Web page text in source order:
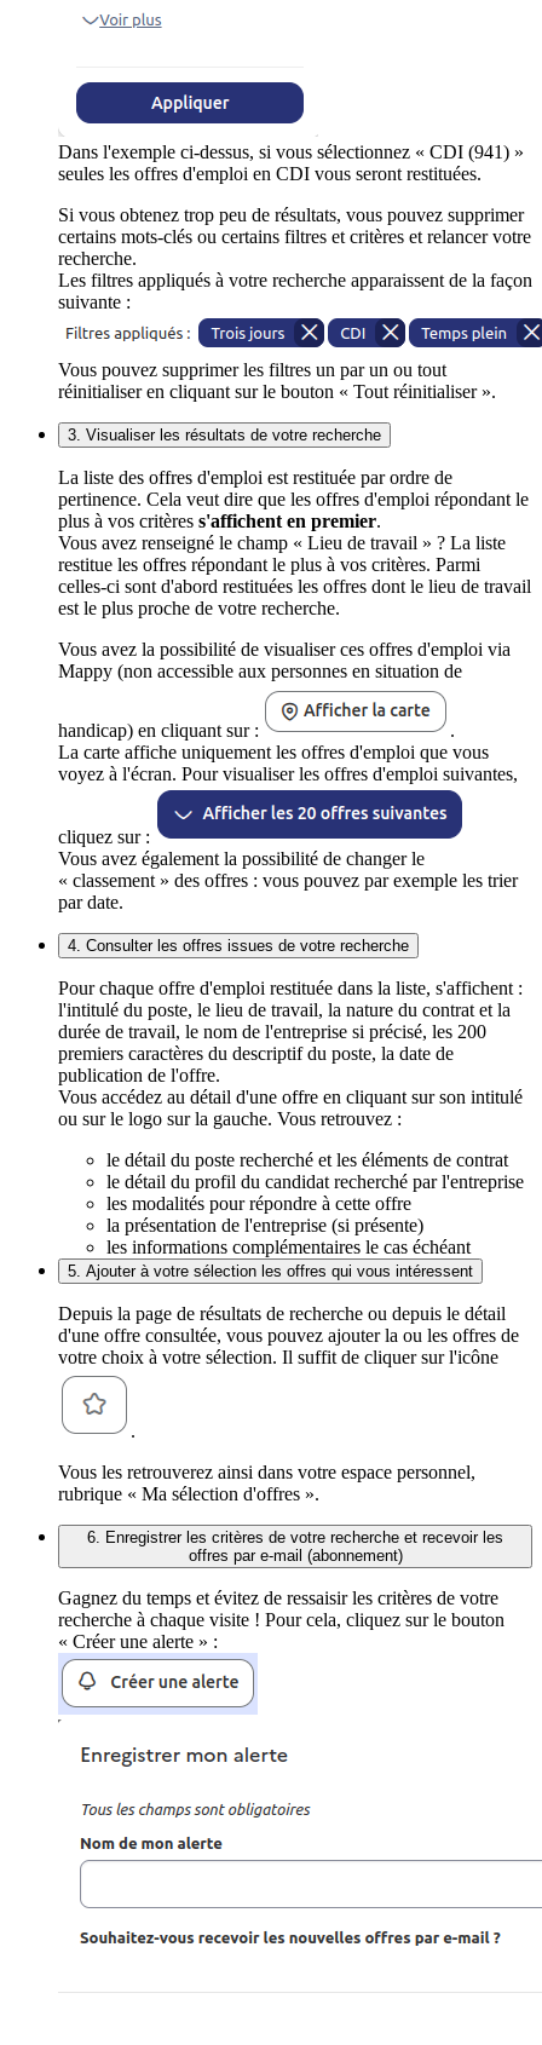
Dans l'exemple ci-dessus, si vous sélectionnez « CDI (941) »
seules les offres d'emploi en CDI vous seront restituées.
Si vous obtenez trop peu de résultats, vous pouvez supprimer
certains mots-clés ou certains filtres et critères et relancer votre
recherche.
Les filtres appliqués à votre recherche apparaissent de la façon
suivante :
Vous pouvez supprimer les filtres un par un ou tout
réinitialiser en cliquant sur le bouton « Tout réinitialiser ».
3. Visualiser les résultats de votre recherche
La liste des offres d'emploi est restituée par ordre de
pertinence. Cela veut dire que les offres d'emploi répondant le
plus à vos critères s'affichent en premier.
Vous avez renseigné le champ « Lieu de travail » ? La liste
restitue les offres répondant le plus à vos critères. Parmi
celles-ci sont d'abord restituées les offres dont le lieu de travail
est le plus proche de votre recherche.
Vous avez la possibilité de visualiser ces offres d'emploi via
Mappy (non accessible aux personnes en situation de
handicap) en cliquant sur :
.
La carte affiche uniquement les offres d'emploi que vous
voyez à l'écran. Pour visualiser les offres d'emploi suivantes,
cliquez sur :
Vous avez également la possibilité de changer le
« classement » des offres : vous pouvez par exemple les trier
par date.
4. Consulter les offres issues de votre recherche
Pour chaque offre d'emploi restituée dans la liste, s'affichent :
l'intitulé du poste, le lieu de travail, la nature du contrat et la
durée de travail, le nom de l'entreprise si précisé, les 200
premiers caractères du descriptif du poste, la date de
publication de l'offre.
Vous accédez au détail d'une offre en cliquant sur son intitulé
ou sur le logo sur la gauche. Vous retrouvez :
le détail du poste recherché et les éléments de contrat
le détail du profil du candidat recherché par l'entreprise
les modalités pour répondre à cette offre
la présentation de l'entreprise (si présente)
les informations complémentaires le cas échéant
5. Ajouter à votre sélection les offres qui vous intéressent
Depuis la page de résultats de recherche ou depuis le détail
d'une offre consultée, vous pouvez ajouter la ou les offres de
votre choix à votre sélection. Il suffit de cliquer sur l'icône
.
Vous les retrouverez ainsi dans votre espace personnel,
rubrique « Ma sélection d'offres ».
6. Enregistrer les critères de votre recherche et recevoir les
offres par e-mail (abonnement)
Gagnez du temps et évitez de ressaisir les critères de votre
recherche à chaque visite ! Pour cela, cliquez sur le bouton
« Créer une alerte » :